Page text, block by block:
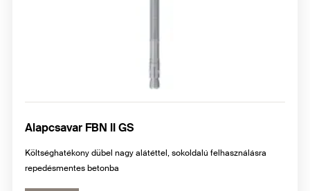
Alapcsavar FBN II GS
Költséghatékony dübel nagy alátéttel, sokoldalú felhasználásra
repedésmentes betonba